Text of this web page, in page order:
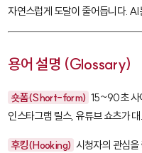
자연스럽게 도달이 줄어듭니다.
용어 설명 (Glossary)
숏폼(Short-form) 15~90초 사
인스타그램 릴스, 유튜브 쇼츠가
후킹(Hooking) 시청자의 관심